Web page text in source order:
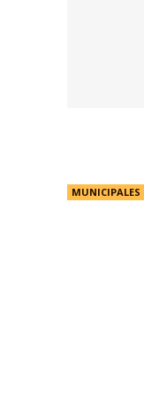
MUNICIPALES